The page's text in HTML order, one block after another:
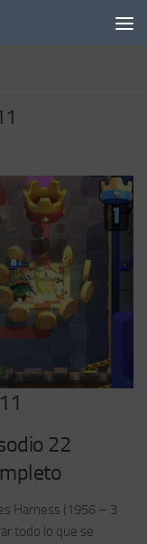
22
Harness (1956 – 3
todo lo que se